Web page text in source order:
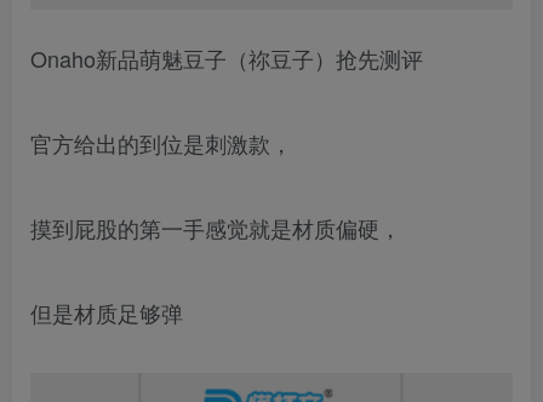
Onaho新品萌魅豆子（祢豆子）抢先测评
官方给出的到位是刺激款，
摸到屁股的第一手感觉就是材质偏硬，
但是材质足够弹